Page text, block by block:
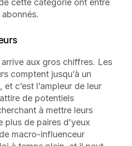
cette catégorie ont entre
arrive aux gros chiffres. Les
comptent jusqu’à un
et c’est l’ampleur de leur
de potentiels
à mettre leurs
plus de paires d’yeux
macro-influenceur